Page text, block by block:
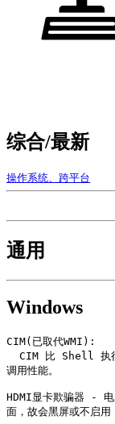
综合/最新
操作系统、跨平台
通用
Windows
CIM(已取代WMI):
调用性能。
HDMI显卡欺骗器 - 电
面，故会黑屏或不启用